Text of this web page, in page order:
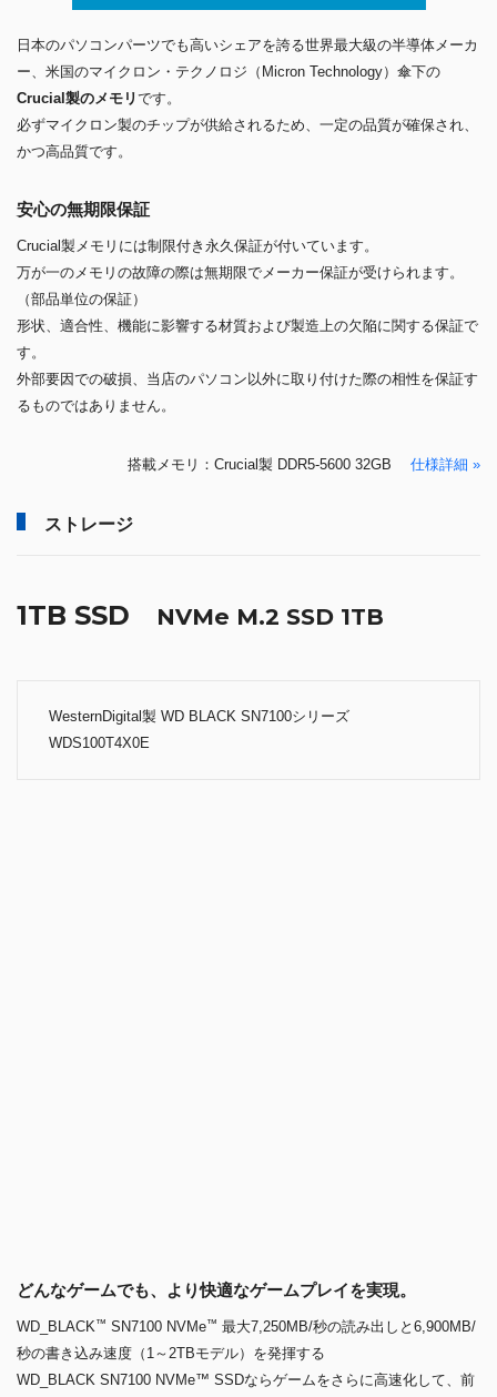
日本のパソコンパーツでも高いシェアを誇る世界最大級の半導体メーカ
ー、米国のマイクロン・テクノロジ（Micron Technology）傘下の
Crucial製のメモリです。
必ずマイクロン製のチップが供給されるため、一定の品質が確保され、
かつ高品質です。
安心の無期限保証
Crucial製メモリには制限付き永久保証が付いています。
万が一のメモリの故障の際は無期限でメーカー保証が受けられます。
（部品単位の保証）
形状、適合性、機能に影響する材質および製造上の欠陥に関する保証で
す。
外部要因での破損、当店のパソコン以外に取り付けた際の相性を保証す
るものではありません。
搭載メモリ：Crucial製 DDR5-5600 32GB 仕様詳細 »
ストレージ
1TB SSD NVMe M.2 SSD 1TB
WesternDigital製 WD BLACK SN7100シリーズ
WDS100T4X0E
お気に入りのゲームや新しいタイトルを保存できる大容量
WD_BLACK SN7100 NVMe™ SSDなら、最新のゲームだけでなく、将
来のアップデートやダウンロード可能なコンテンツを保存するためのス